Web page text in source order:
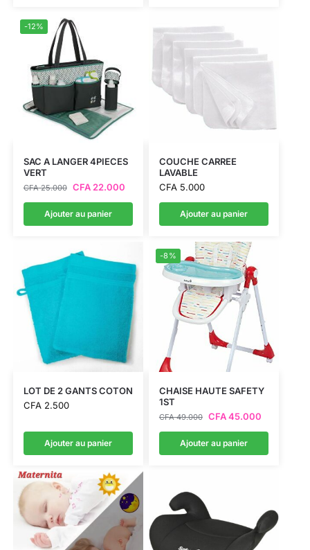
-12%
SAC A LANGER 4PIECES
VERT
CFA25.000 CFA22.000
Ajouter au panier
COUCHE CARREE
LAVABLE
CFA5.000
Ajouter au panier
LOT DE 2 GANTS COTON
CFA2.500
Ajouter au panier
-8%
CHAISE HAUTE SAFETY
1ST
CFA49.000 CFA45.000
Ajouter au panier